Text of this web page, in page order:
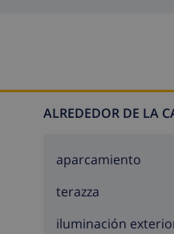
ALREDEDOR DE LA
aparcamiento
terazza
iluminación